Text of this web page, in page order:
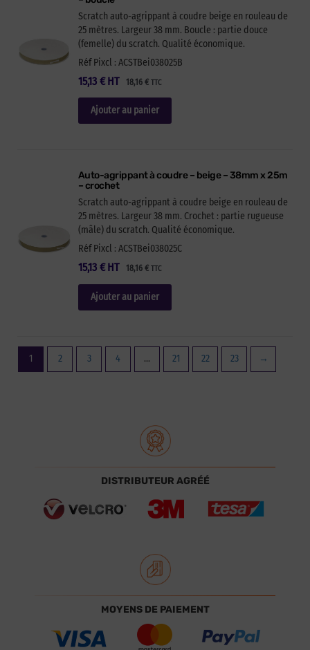
Scratch auto-agrippant à coudre beige en rouleau de
25 mètres. Largeur 38 mm. Boucle : partie douce
(femelle) du scratch. Qualité économique.
Réf Pixcl : ACSTBei038025B
15,13 € 18,16 €TTC
HT
Ajouter au panier
Auto-agrippant à coudre – beige – 38mm x 25m
– crochet
Scratch auto-agrippant à coudre beige en rouleau de
25 mètres. Largeur 38 mm. Crochet : partie rugueuse
(mâle) du scratch. Qualité économique.
Réf Pixcl : ACSTBei038025C
15,13 € 18,16 €TTC
HT
Ajouter au panier
1 2 3 4 … 21 22 23 →
DISTRIBUTEUR AGRÉÉ
MOYENS DE PAIEMENT